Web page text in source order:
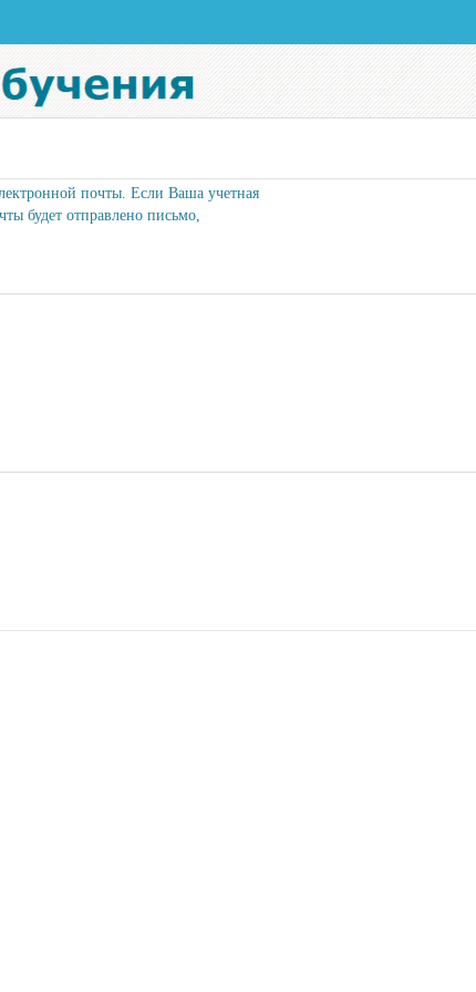
почты. Если Ваша учетная
будет отправлено письмо,